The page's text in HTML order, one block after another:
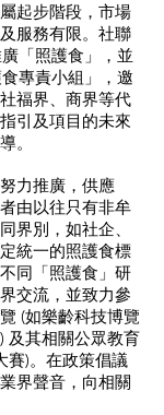
起步階段，市場
服務有限。社聯
「照護食」，並
專責小組」，邀
福界、商界等代
引及項目的未來
。
力推廣，供應
由以往只有非牟
界別，如社企、
統一的照護食標
同「照護食」研
交流，並致力參
(如樂齡科技博覽
及其相關公眾教育
賽)。在政策倡議
界聲音，向相關